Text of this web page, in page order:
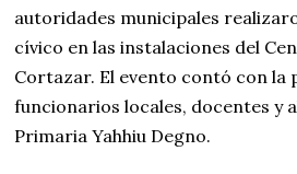
autoridades municipales
cívico en las instalaciones del
Cortazar. El evento contó con la
funcionarios locales, docentes y
Primaria Yahhiu Degno.